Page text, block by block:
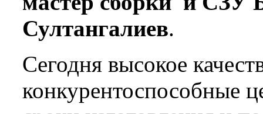
Султангалиев.
Сегодня высокое
конкурентоспособные